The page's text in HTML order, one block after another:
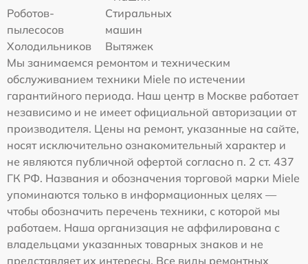
Роботов-
пылесосов
Стиральных
машин
Холодильников
Вытяжек
Мы занимаемся ремонтом и техническим
обслуживанием техники Miele по истечении
гарантийного периода. Наш центр в Москве работает
независимо и не имеет официальной авторизации от
производителя. Цены на ремонт, указанные на сайте,
носят исключительно ознакомительный характер и
не являются публичной офертой согласно п. 2 ст. 437
ГК РФ. Названия и обозначения торговой марки Miele
упоминаются только в информационных целях —
чтобы обозначить перечень техники, с которой мы
работаем. Наша организация не аффилирована с
владельцами указанных товарных знаков и не
представляет их интересы. Все виды ремонтных